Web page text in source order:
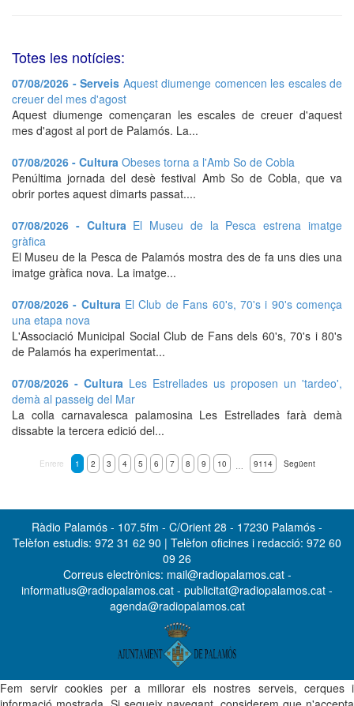
Totes les notícies:
07/08/2026 - Serveis Aquest diumenge comencen les escales de
creuer del mes d'agost
Aquest diumenge començaran les escales de creuer d'aquest
mes d'agost al port de Palamós. La...
07/08/2026 - Cultura Obeses torna a l'Amb So de Cobla
Penúltima jornada del desè festival Amb So de Cobla, que va
obrir portes aquest dimarts passat....
07/08/2026 - Cultura El Museu de la Pesca estrena imatge
gràfica
El Museu de la Pesca de Palamós mostra des de fa uns dies una
imatge gràfica nova. La imatge...
07/08/2026 - Cultura El Club de Fans 60's, 70's i 90's comença
una etapa nova
L'Associació Municipal Social Club de Fans dels 60's, 70's i 80's
de Palamós ha experimentat...
07/08/2026 - Cultura Les Estrellades us proposen un 'tardeo',
demà al passeig del Mar
La colla carnavalesca palamosina Les Estrellades farà demà
dissabte la tercera edició del...
Enrere 1 2 3 4 5 6 7 8 9 10 … 9114 Següent
Ràdio Palamós - 107.5fm - C/Orient 28 - 17230 Palamós -
Telèfon estudis: 972 31 62 90 | Telèfon oficines i redacció: 972 60
09 26
Correus electrònics: mail@radiopalamos.cat -
informatius@radiopalamos.cat - publicitat@radiopalamos.cat -
agenda@radiopalamos.cat
Fem servir cookies per a millorar els nostres serveis, cerques i